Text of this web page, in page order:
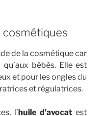
cosmétiques
de la cosmétique car
bébés. Elle est
et pour les ongles du
et régulatrices.
l’huile d’avocat est